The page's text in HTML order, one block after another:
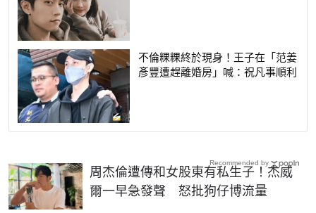
不倫粿粿終於現身！王子在「范姜
彥豐遭趕離婚房」喊：祝凡事順利
周杰倫遭傳和女股東有私生子！杰威
爾一早急發聲 怒批狗仔博流量
Recommended by